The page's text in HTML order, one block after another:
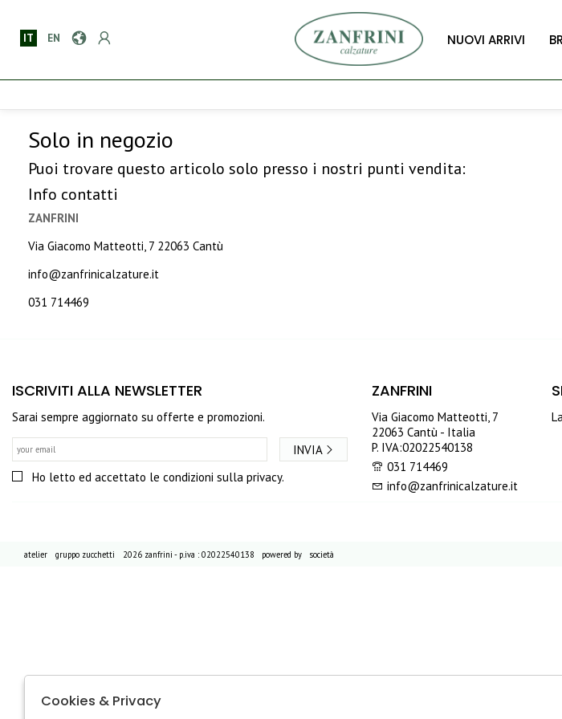
IT EN NUOVI ARRIVI
Solo in negozio
Puoi trovare questo articolo solo presso i nostri punti vendita:
Info contatti
ZANFRINI
Via Giacomo Matteotti, 7 22063 Cantù
info@zanfrinicalzature.it
031 714469
ISCRIVITI ALLA NEWSLETTER
Sarai sempre aggiornato su offerte e promozioni.
Ho letto ed accettato le condizioni sulla privacy.
INVIA
ZANFRINI
Via Giacomo Matteotti, 7
22063 Cantù - Italia
P. IVA:02022540138
031 714469
info@zanfrinicalzature.it
2026 zanfrini - p.iva : 02022540138 powered by
atelier società
gruppo zucchetti
Cookies & Privacy